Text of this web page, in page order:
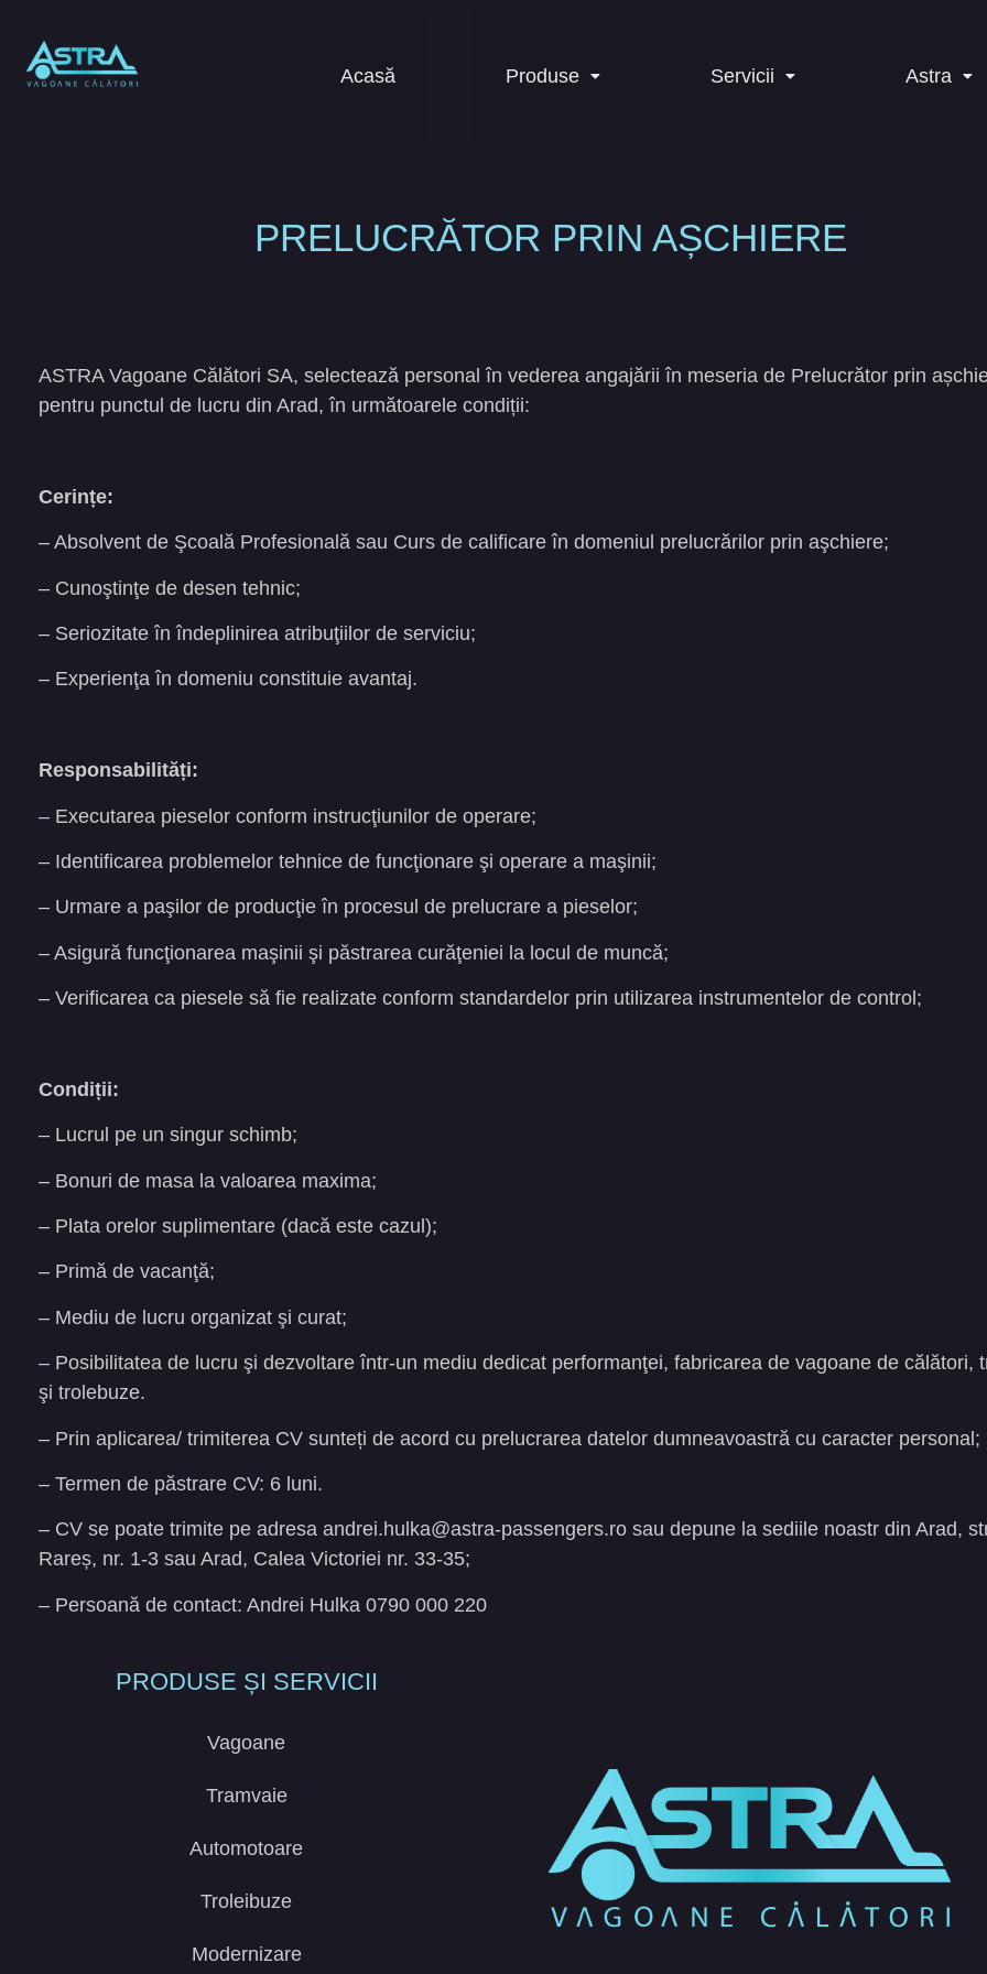
Acasă Produse Servicii Astra
PRELUCRĂTOR PRIN AȘCHIERE
ASTRA Vagoane Călători SA, selectează personal în vederea angajării în meseria de Prelucrător prin
pentru punctul de lucru din Arad, în următoarele condiții:
Cerințe:
– Absolvent de Şcoală Profesională sau Curs de calificare în domeniul prelucrărilor prin aşchiere;
– Cunoştinţe de desen tehnic;
– Seriozitate în îndeplinirea atribuţiilor de serviciu;
– Experienţa în domeniu constituie avantaj.
Responsabilități:
– Executarea pieselor conform instrucţiunilor de operare;
– Identificarea problemelor tehnice de funcţionare şi operare a maşinii;
– Urmare a paşilor de producţie în procesul de prelucrare a pieselor;
– Asigură funcţionarea maşinii şi păstrarea curăţeniei la locul de muncă;
– Verificarea ca piesele să fie realizate conform standardelor prin utilizarea instrumentelor de control;
Condiții:
– Lucrul pe un singur schimb;
– Bonuri de masa la valoarea maxima;
– Plata orelor suplimentare (dacă este cazul);
– Primă de vacanţă;
– Mediu de lucru organizat şi curat;
– Posibilitatea de lucru şi dezvoltare într-un mediu dedicat performanţei, fabricarea de vagoane de călători,
şi trolebuze.
– Prin aplicarea/ trimiterea CV sunteți de acord cu prelucrarea datelor dumneavoastră cu caracter personal;
– Termen de păstrare CV: 6 luni.
– CV se poate trimite pe adresa andrei.hulka@astra-passengers.ro sau depune la sediile noastr din Arad,
Rareș, nr. 1-3 sau Arad, Calea Victoriei nr. 33-35;
– Persoană de contact: Andrei Hulka 0790 000 220
PRODUSE ȘI SERVICII
Vagoane
Tramvaie
Automotoare
Troleibuze
Modernizare